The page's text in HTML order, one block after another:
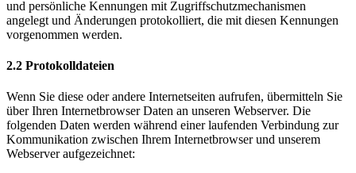
und persönliche Kennungen mit Zugriffschutzmechanismen
angelegt und Änderungen protokolliert, die mit diesen Kennungen
vorgenommen werden.
2.2 Protokolldateien
Wenn Sie diese oder andere Internetseiten aufrufen, übermitteln Sie
über Ihren Internetbrowser Daten an unseren Webserver. Die
folgenden Daten werden während einer laufenden Verbindung zur
Kommunikation zwischen Ihrem Internetbrowser und unserem
Webserver aufgezeichnet: